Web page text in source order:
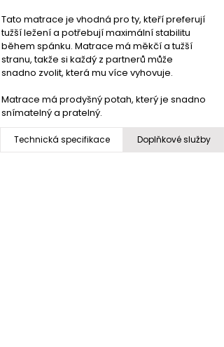
Tato matrace je vhodná pro ty, kteří preferují
tužší ležení a potřebují maximální stabilitu
během spánku. Matrace má měkčí a tužší
stranu, takže si každý z partnerů může
snadno zvolit, která mu více vyhovuje.
Matrace má prodyšný potah, který je snadno
snímatelný a pratelný.
Technická specifikace Doplňkové služby